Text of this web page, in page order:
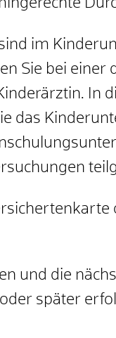
im
Sie bei einer
In
das
und die
später